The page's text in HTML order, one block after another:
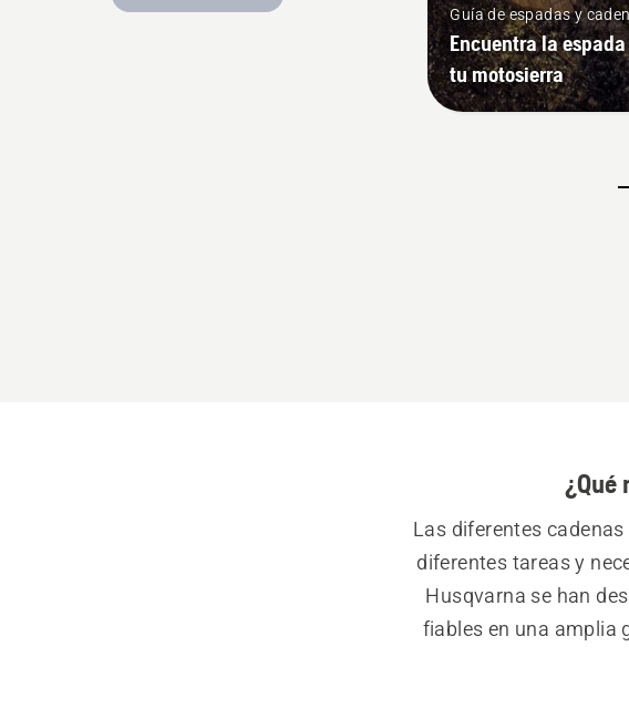
Guía de espadas y
Encuentra la
tu motosierra
¿Qué
Las diferentes
diferentes tareas y
Husqvarna se han
fiables en una amplia